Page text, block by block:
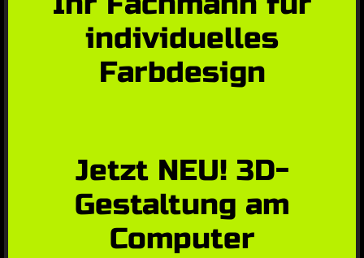
individuelles
Farbdesign
Jetzt NEU! 3D-
Gestaltung am
Computer